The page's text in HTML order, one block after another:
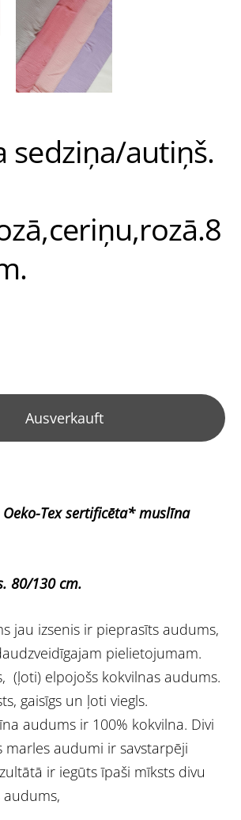
sedziņa/autiņš.
Ausverkauft
Tex sertificēta* muslīna
80/130 cm.
jau izsenis ir pieprasīts audums,
pielietojumam.
(ļoti) elpojošs kokvilnas audums.
gaisīgs un ļoti viegls.
audums ir 100% kokvilna. Divi
marles audumi ir savstarpēji
ir iegūts īpaši mīksts divu
audums,